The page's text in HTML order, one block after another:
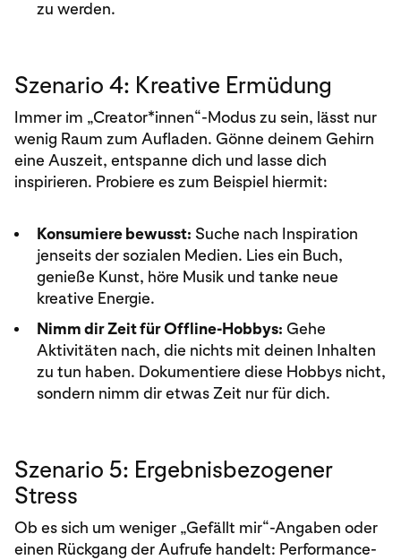
zu werden.
Szenario 4: Kreative Ermüdung
Immer im „Creator*innen“-Modus zu sein, lässt nur
wenig Raum zum Aufladen. Gönne deinem Gehirn
eine Auszeit, entspanne dich und lasse dich
inspirieren. Probiere es zum Beispiel hiermit:
Konsumiere bewusst: Suche nach Inspiration
jenseits der sozialen Medien. Lies ein Buch,
genieße Kunst, höre Musik und tanke neue
kreative Energie.
Nimm dir Zeit für Offline-Hobbys: Gehe
Aktivitäten nach, die nichts mit deinen Inhalten
zu tun haben. Dokumentiere diese Hobbys nicht,
sondern nimm dir etwas Zeit nur für dich.
Szenario 5: Ergebnisbezogener
Stress
Ob es sich um weniger „Gefällt mir“-Angaben oder
einen Rückgang der Aufrufe handelt: Performance-